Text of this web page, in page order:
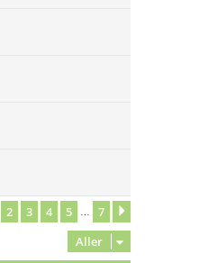
sur7
2 3 4 5 7
Aller